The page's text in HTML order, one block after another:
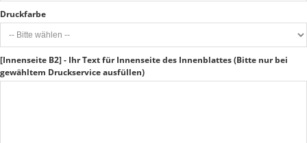
Druckfarbe
[Innenseite B2] - Ihr Text für Innenseite des Innenblattes (Bitte nur bei
gewähltem Druckservice ausfüllen)